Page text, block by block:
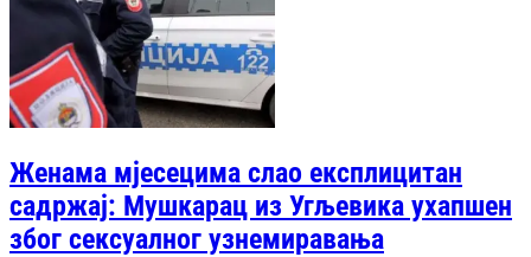
Женама мјесецима слао експлицитан
садржај: Мушкарац из Угљевика ухапшен
због сексуалног узнемиравања